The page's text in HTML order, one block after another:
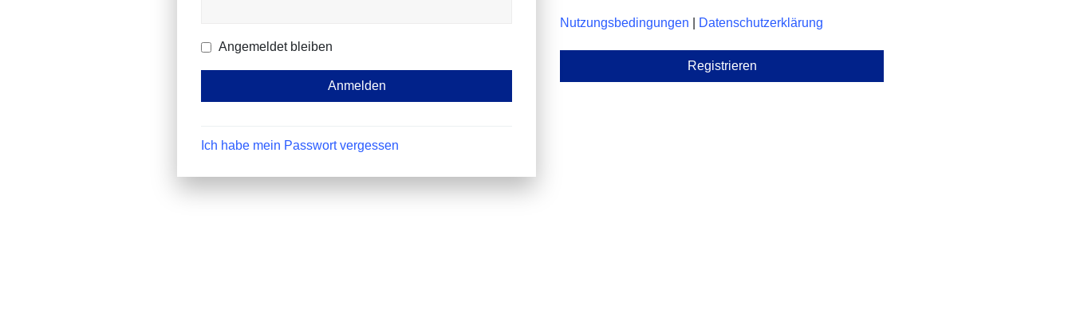
Angemeldet bleiben
Ich habe mein Passwort vergessen
Nutzungsbedingungen Datenschutzerklärung
Registrieren